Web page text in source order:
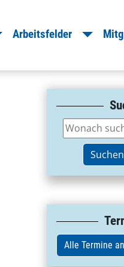
Arbeitsfelder
Alle Termine